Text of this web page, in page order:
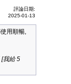
評論日期:
2025-01-13
用順暢,
[我給 5